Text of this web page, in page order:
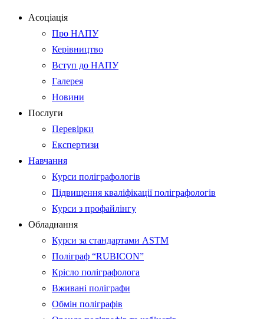
Асоціація
Про НАПУ
Керівництво
Вступ до НАПУ
Галерея
Новини
Послуги
Перевірки
Експертизи
Навчання
Курси поліграфологів
Підвищення кваліфікації поліграфологів
Курси з профайлінгу
Обладнання
Курси за стандартами ASTM
Поліграф “RUBICON”
Крісло поліграфолога
Вживані поліграфи
Обмін поліграфів